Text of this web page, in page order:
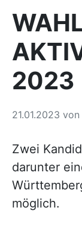
2023
21.01.2023 von
Zwei
darunter
möglich.